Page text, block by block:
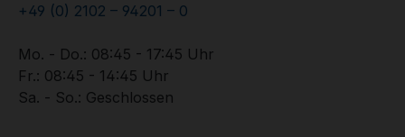
+49 (0) 2102 – 94201 – 0
Mo. - Do.: 08:45 - 17:45 Uhr
Fr.: 08:45 - 14:45 Uhr
Sa. - So.: Geschlossen